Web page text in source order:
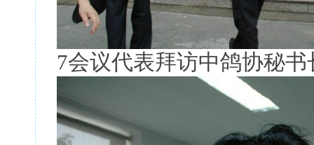
7会议代表拜访中鸽协秘书